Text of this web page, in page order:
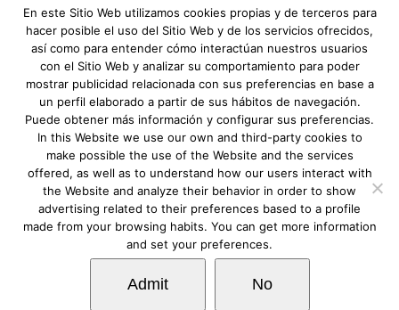
Aviso Legal |Política de privacidad|Descargo
de responsabilidad|Requerimientos
mínimos|Fundación Lovexair|Terminos de
servicio| Copyright © Lovexair
En este Sitio Web utilizamos cookies propias y de terceros para
hacer posible el uso del Sitio Web y de los servicios ofrecidos,
así como para entender cómo interactúan nuestros usuarios
con el Sitio Web y analizar su comportamiento para poder
mostrar publicidad relacionada con sus preferencias en base a
un perfil elaborado a partir de sus hábitos de navegación.
Puede obtener más información y configurar sus preferencias.
In this Website we use our own and third-party cookies to
make possible the use of the Website and the services
offered, as well as to understand how our users interact with
the Website and analyze their behavior in order to show
advertising related to their preferences based to a profile
made from your browsing habits. You can get more information
and set your preferences.
Admit No